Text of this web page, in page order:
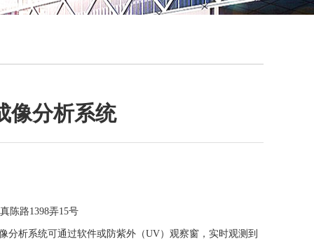
在线咨
QQ
像分析系统
陈路1398弄15号
分析系统可通过软件或防紫外（UV）观察窗，实时观测到